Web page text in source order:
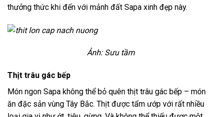
thưởng thức khi đến với mảnh đất Sapa xinh đẹp này.
Ảnh: Sưu tầm
Thịt trâu gác bếp
Món ngon Sapa không thể bỏ quên thịt trâu gác bếp – món
ăn đặc sản vùng Tây Bắc. Thịt được tẩm ướp với rất nhiều